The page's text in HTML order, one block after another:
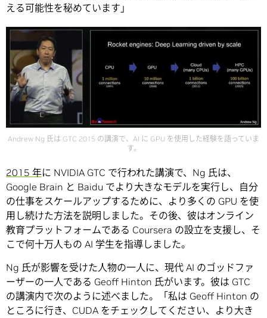
える可能性を秘めています」
Andrew Ng 氏は GTC 2015 の講演で、AI に GPU を使用した経験を語っていま
す。
2015 年に NVIDIA GTC で行われた講演で、Ng 氏は、
Google Brain と Baidu でより大きなモデルを実行し、自分
の仕事をスケールアップするために、より多くの GPU を使
用し続けた方法を説明しました。その後、彼はオンライン
教育プラットフォームである Coursera の設立を支援し、そ
こで何十万人もの AI 学生を指導しました。
Ng 氏が影響を受けた人物の一人に、現代 AI のゴッドファ
ーザーの一人である Geoff Hinton 氏がいます。彼は GTC
の講演内で次のように述べました。「私は Geoff Hinton の
ところに行き、CUDA をチェックしてください、より大き